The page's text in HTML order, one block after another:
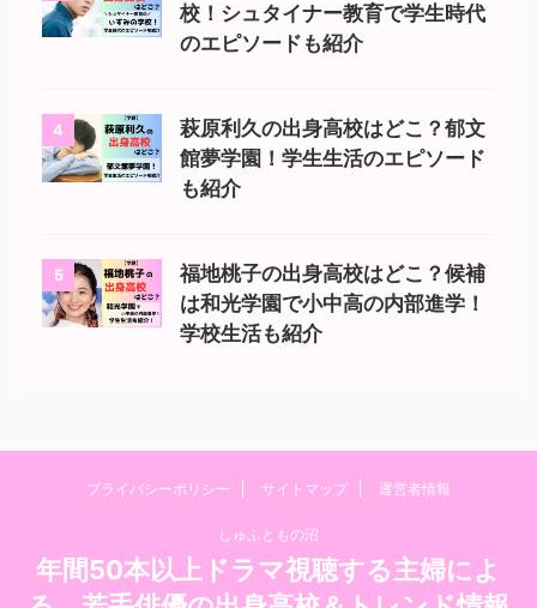
校！シュタイナー教育で学生時代
のエピソードも紹介
4
萩原利久の出身高校はどこ？郁文
館夢学園！学生生活のエピソード
も紹介
5
福地桃子の出身高校はどこ？候補
は和光学園で小中高の内部進学！
学校生活も紹介
プライバシーポリシー サイトマップ 運営者情報
しゅふともの沼
年間50本以上ドラマ視聴する主婦によ